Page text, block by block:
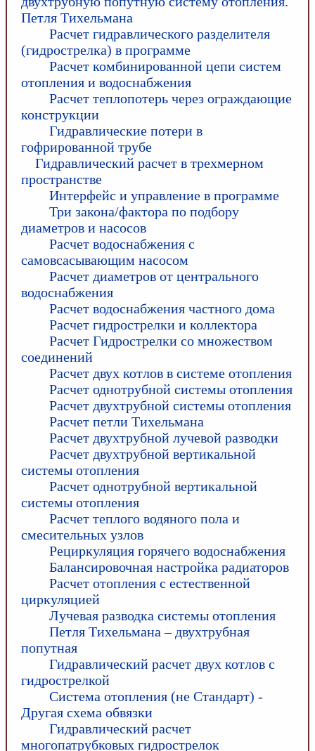
Петля Тихельмана
Расчет гидравлического разделителя
(гидрострелка) в программе
Расчет комбинированной цепи систем
отопления и водоснабжения
Расчет теплопотерь через ограждающие
конструкции
Гидравлические потери в
гофрированной трубе
Гидравлический расчет в трехмерном
пространстве
Интерфейс и управление в программе
Три закона/фактора по подбору
диаметров и насосов
Расчет водоснабжения с
самовсасывающим насосом
Расчет диаметров от центрального
водоснабжения
Расчет водоснабжения частного дома
Расчет гидрострелки и коллектора
Расчет Гидрострелки со множеством
соединений
Расчет двух котлов в системе отопления
Расчет однотрубной системы отопления
Расчет двухтрубной системы отопления
Расчет петли Тихельмана
Расчет двухтрубной лучевой разводки
Расчет двухтрубной вертикальной
системы отопления
Расчет однотрубной вертикальной
системы отопления
Расчет теплого водяного пола и
смесительных узлов
Рециркуляция горячего водоснабжения
Балансировочная настройка радиаторов
Расчет отопления с естественной
циркуляцией
Лучевая разводка системы отопления
Петля Тихельмана – двухтрубная
попутная
Гидравлический расчет двух котлов с
гидрострелкой
Система отопления (не Стандарт) -
Другая схема обвязки
Гидравлический расчет
многопатрубковых гидрострелок